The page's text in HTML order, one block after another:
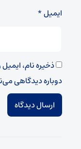
ایمیل*
ذخیره نام،
دوباره دیدگاهی